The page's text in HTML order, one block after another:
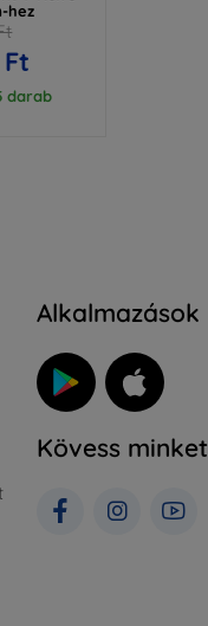
hez
darab
Alkalmazások
Kövess minket